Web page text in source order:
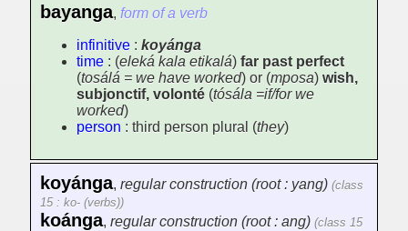
bayanga, form of a verb
infinitive : koyánga
time : (eleká kala etikalá) far past perfect
(tosálá = we have worked) or (mposa) wish,
subjonctif, volonté (tósála =if/for we
worked)
person : third person plural (they)
koyánga, regular construction (root : yang) (class
15 : ko- (verbs))
koánga, regular construction (root : ang) (class 15